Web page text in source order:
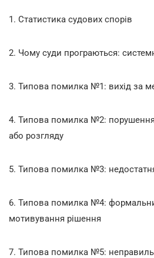
1. Статистика судових спорів
2. Чому суди програються:
3. Типова помилка №1: вихід за
4. Типова помилка №2: порушення
або розгляду
5. Типова помилка №3:
6. Типова помилка №4:
мотивування рішення
7. Типова помилка №5: